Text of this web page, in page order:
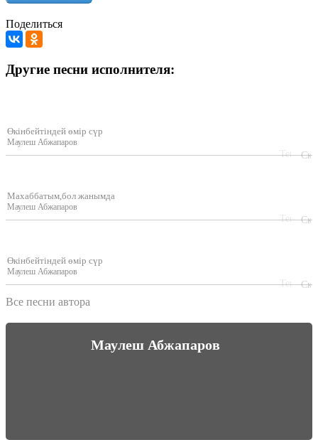
Поделиться
Другие песни исполнителя:
Өкінбейтіндей өмір сүр
Маулеш Абжапаров
Махаббатым,бол жанымда
Маулеш Абжапаров
Өкінбейтіндей өмір сүр
Маулеш Абжапаров
Все песни автора
Маулеш Абжапаров